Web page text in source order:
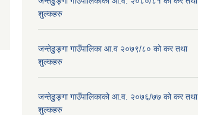
शुल्कहरु
जन्तेढुङ्गा गाउँपालिका आ.व २०७९/८० को कर तथा
शुल्कहरु
जन्तेढुङ्गा गाउँपालिकाको आ.व. २०७६/७७ को कर तथा
शुल्कहरु